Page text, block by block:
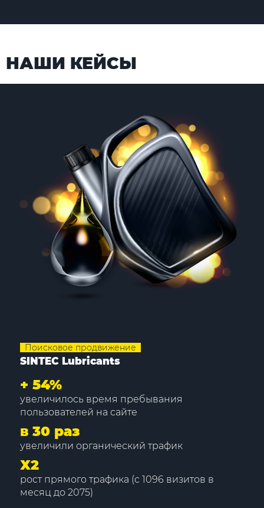
НАШИ КЕЙСЫ
Поисковое продвижение
SINTEC Lubricants
+ 54%
увеличилось время пребывания
пользователей на сайте
в 30 раз
увеличили органический трафик
Х2
рост прямого трафика (с 1096 визитов в
месяц до 2075)